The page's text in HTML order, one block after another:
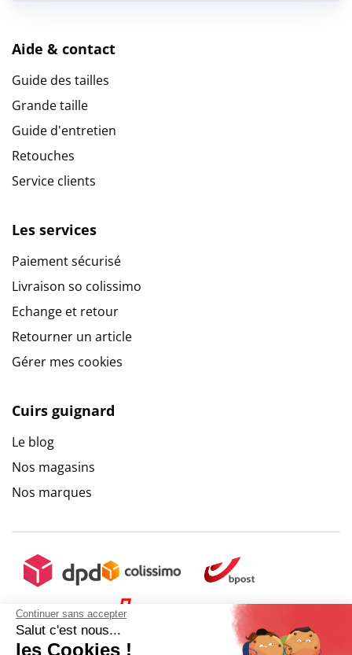
Continuer sans accepter
Salut c'est nous...
les Cookies !
Aide & contact
Guide des tailles
Grande taille
Guide d'entretien
Retouches
Service clients
Les services
Paiement sécurisé
Livraison so colissimo
Echange et retour
Retourner un article
Gérer mes cookies
Cuirs guignard
Le blog
Nos magasins
Nos marques